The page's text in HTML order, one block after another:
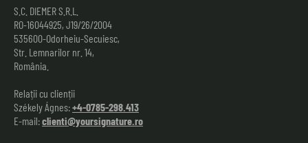
S.C. DIEMER S.R.L.
RO-16044925, J19/26/2004
535600-Odorheiu-Secuiesc,
Str. Lemnarilor nr. 14,
România.
Relații cu clienții
Székely Ágnes:+4-0785-298.413
E-mail:clienti@yoursignature.ro